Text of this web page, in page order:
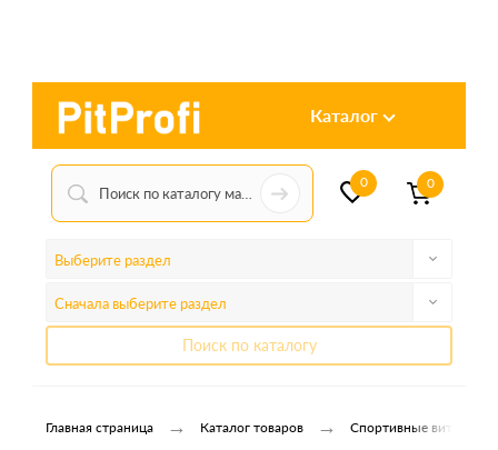
Каталог
0 0
Выберите раздел
Сначала выберите раздел
Поиск по каталогу
Главная страница → Каталог товаров → Спортивные витамины